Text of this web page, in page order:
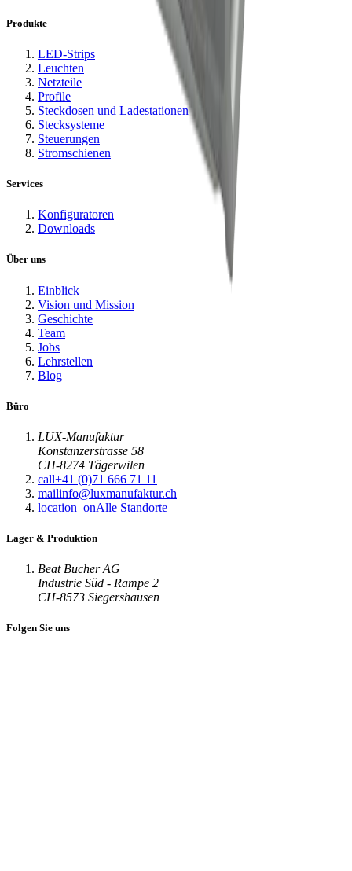
Produkte
LED-Strips
Leuchten
Netzteile
Profile
Steckdosen und Ladestationen
Stecksysteme
Steuerungen
Stromschienen
Services
Konfiguratoren
Downloads
Über uns
Einblick
Vision und Mission
Geschichte
Team
Jobs
Lehrstellen
Blog
Büro
LUX-Manufaktur
Konstanzerstrasse 58
CH-8274 Tägerwilen
call+41 (0)71 666 71 11
mailinfo@luxmanufaktur.ch
location_onAlle Standorte
Lager & Produktion
Beat Bucher AG
Industrie Süd - Rampe 2
CH-8573 Siegershausen
Folgen Sie uns